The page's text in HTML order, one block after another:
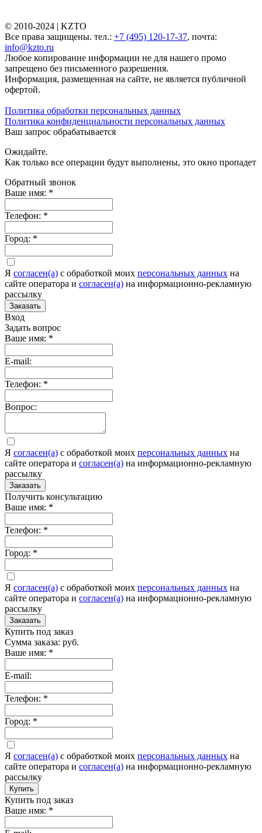
© 2010-2024 | KZTO
Все права защищены. тел.: +7 (495) 120-17-37, почта:
info@kzto.ru
Любое копирование информации не для нашего промо
запрещено без письменного разрешения.
Информация, размещенная на сайте, не является публичной
офертой.
Политика обработки персональных данных
Политика конфиденциальности персональных данных
Ваш запрос обрабатывается
Ожидайте.
Как только все операции будут выполнены, это окно пропадет
Обратный звонок
Ваше имя: *
Телефон: *
Город: *
Я согласен(а) c обработкой моих персональных данных на
сайте оператора и согласен(а) на информационно-рекламную
рассылку
Заказать
Вход
Задать вопрос
Ваше имя: *
E-mail:
Телефон: *
Вопрос:
Я согласен(а) c обработкой моих персональных данных на
сайте оператора и согласен(а) на информационно-рекламную
рассылку
Заказать
Получить консультацию
Ваше имя: *
Телефон: *
Город: *
Я согласен(а) c обработкой моих персональных данных на
сайте оператора и согласен(а) на информационно-рекламную
рассылку
Заказать
Купить под заказ
Сумма заказа: руб.
Ваше имя: *
E-mail:
Телефон: *
Город: *
Я согласен(а) c обработкой моих персональных данных на
сайте оператора и согласен(а) на информационно-рекламную
рассылку
Купить
Купить под заказ
Ваше имя: *